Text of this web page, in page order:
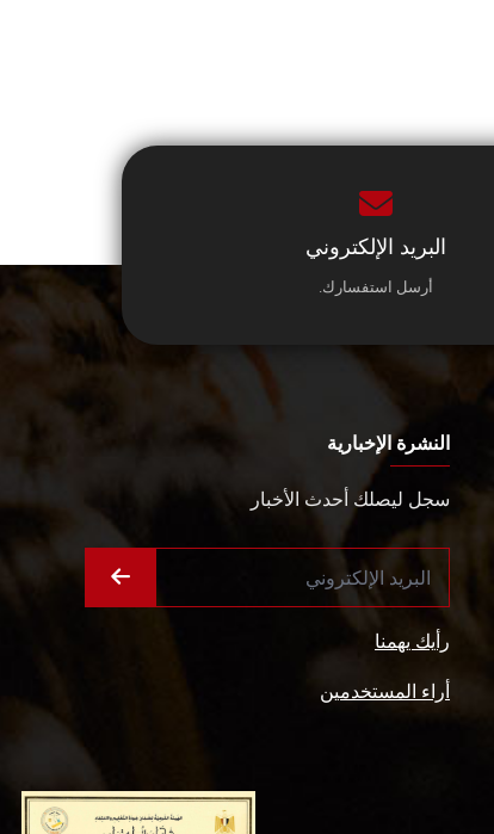
البريد الإلكتروني
أرسل استفسارك.
النشرة الإخبارية
سجل ليصلك أحدث الأخبار
رأيك يهمنا
أراء المستخدمين